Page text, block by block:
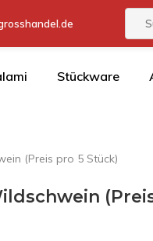
Stückware
(Preis pro 5 Stück)